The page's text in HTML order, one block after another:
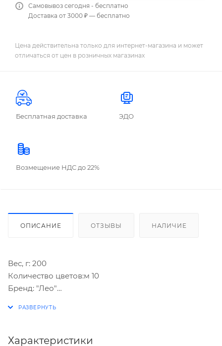
Самовывоз сегодня - бесплатно
Доставка от 3000 ₽ — бесплатно
Цена действительна только для интернет-магазина и может
отличаться от цен в розничных магазинах
Бесплатная доставка ЭДО
Возмещение НДС до 22%
ОПИСАНИЕ ОТЗЫВЫ НАЛИЧИЕ
Вес, г: 200
Количество цветов:м 10
Бренд: "Лео"
Тип товара: Пластилин
Характеристики